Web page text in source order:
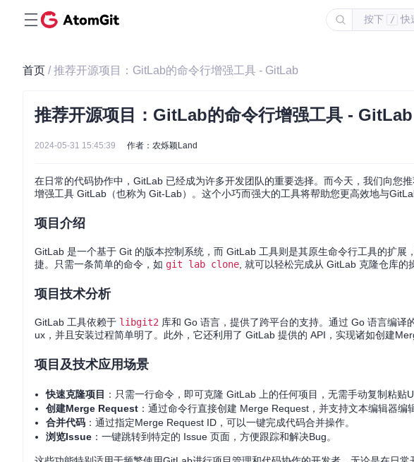
按下 / 快
首页 / 推荐开源项目：GitLab的命令行增强工具 - GitLab
推荐开源项目：GitLab的命令行增强工具 - GitLab
2024-05-31 15:45:39 作者：农烁颖Land
在日常的代码协作中，GitLab 已经成为许多开发团队的重要选择。而今天，我们向
增强工具 GitLab（也称为 Git-Lab）。这个小巧而强大的工具将帮助您更高效地与
项目介绍
GitLab 是一个基于 Git 的版本控制系统，而 GitLab 工具则是其原生命令行工具的扩
捷。只需一条简单的命令，如 git lab clone , 就可以轻松完成从 GitLab 克隆仓库的
项目技术分析
GitLab 工具依赖于 libgit2 库和 Go 语言，提供了跨平台的支持。通过 Go 语言编
ux，并且安装过程简单明了。此外，它还利用了 GitLab 提供的 API，实现诸如创建
项目及技术应用场景
快速克隆项目 ：只需一行命令，即可克隆 GitLab 上的任何项目，无需手动复制粘贴
创建Merge Request ：通过命令行直接创建 Merge Request，并支持文本编辑器编
合并代码 ：通过指定Merge Request ID，可以一键完成代码合并操作。
浏览Issue ：一键跳转到特定的 Issue 页面，方便跟踪和解决Bug。